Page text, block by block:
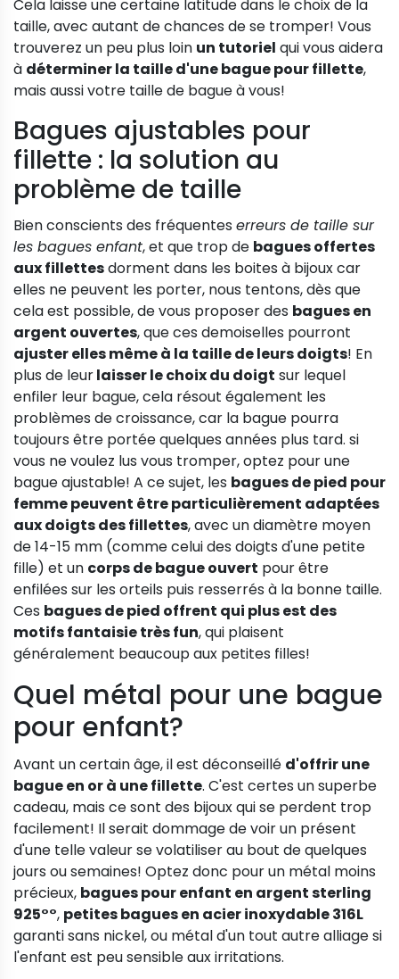
Cela laisse une certaine latitude dans le choix de la
taille, avec autant de chances de se tromper! Vous
trouverez un peu plus loin un tutoriel qui vous aidera
à déterminer la taille d'une bague pour fillette,
mais aussi votre taille de bague à vous!
Bagues ajustables pour
fillette : la solution au
problème de taille
Bien conscients des fréquentes erreurs de taille sur
les bagues enfant, et que trop de bagues offertes
aux fillettesdorment dans les boites à bijoux car
elles ne peuvent les porter, nous tentons, dès que
cela est possible, de vous proposer des bagues en
argent ouvertes, que ces demoiselles pourront
ajuster elles même à la taille de leurs doigts! En
plus de leurlaisser le choix du doigt sur lequel
enfiler leur bague, cela résout également les
problèmes de croissance, car la bague pourra
toujours être portée quelques années plus tard. si
vous ne voulez lus vous tromper, optez pour une
bague ajustable! A ce sujet, les bagues de pied pour
femme peuvent être particulièrement adaptées
aux doigts des fillettes, avec un diamètre moyen
de 14-15 mm (comme celui des doigts d'une petite
fille) et un corps de bague ouvert pour être
enfilées sur les orteils puis resserrés à la bonne taille.
Ces bagues de pied offrent qui plus est des
motifs fantaisie très fun, qui plaisent
généralement beaucoup aux petites filles!
Quel métal pour une bague
pour enfant?
Avant un certain âge, il est déconseillé d'offrir une
bague en or à une fillette. C'est certes un superbe
cadeau, mais ce sont des bijoux qui se perdent trop
facilement! Il serait dommage de voir un présent
d'une telle valeur se volatiliser au bout de quelques
jours ou semaines! Optez donc pour un métal moins
précieux, bagues pour enfant en argent sterling
925°°, petites bagues en acier inoxydable 316L
garanti sans nickel, ou métal d'un tout autre alliage si
l'enfant est peu sensible aux irritations.